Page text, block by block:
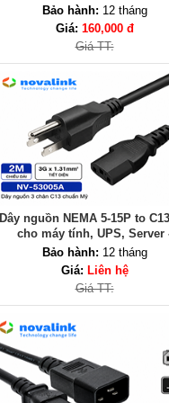
Bảo hành: 12 tháng
Giá: 160,000 đ
Giá TT:
Dây nguồn NEMA 5-15P to
cho máy tính, UPS, Server
Novalink NV-53005A
Bảo hành: 12 tháng
Giá: Liên hệ
Giá TT: